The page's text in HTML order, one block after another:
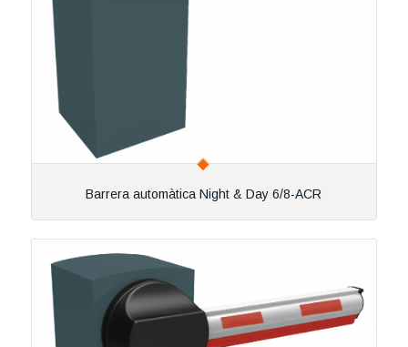
Barrera automàtica Night & Day 6/8-ACR